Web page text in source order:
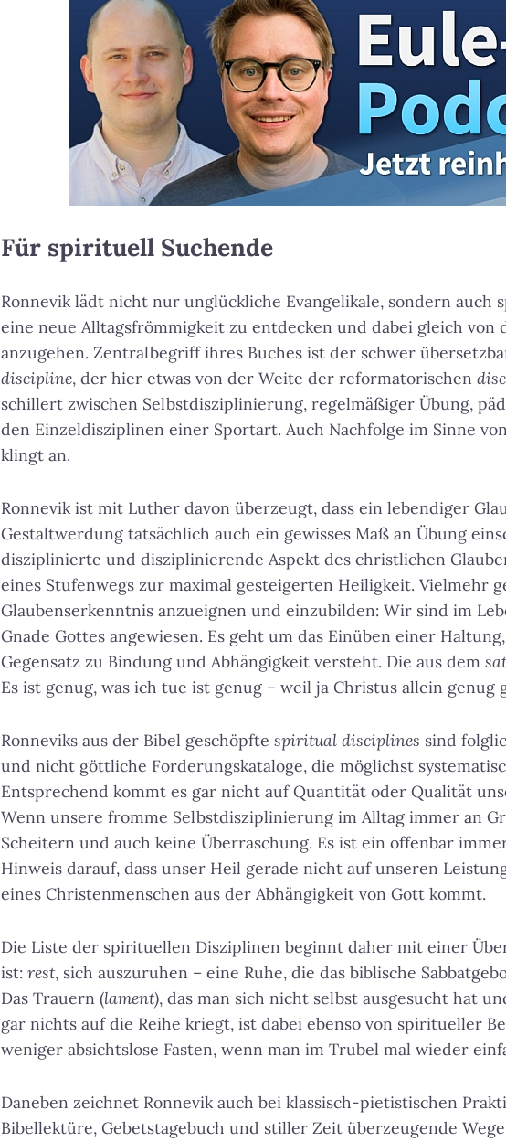
Für spirituell Suchende
Ronnevik lädt nicht nur unglückliche Evangelikale, sondern auch
eine neue Alltagsfrömmigkeit zu entdecken und dabei gleich
anzugehen. Zentralbegriff ihres Buches ist der schwer
discipline, der hier etwas von der Weite der reformatorischen
schillert zwischen Selbstdisziplinierung, regelmäßiger Übung,
den Einzeldisziplinen einer Sportart. Auch Nachfolge im Sinne von
klingt an.
Ronnevik ist mit Luther davon überzeugt, dass ein lebendiger
Gestaltwerdung tatsächlich auch ein gewisses Maß an Übung
disziplinierte und disziplinierende Aspekt des christlichen
eines Stufenwegs zur maximal gesteigerten Heiligkeit. Vielmehr
Glaubenserkenntnis anzueignen und einzubilden: Wir sind im
Gnade Gottes angewiesen. Es geht um das Einüben einer
Gegensatz zu Bindung und Abhängigkeit versteht. Die aus dem
Es ist genug, was ich tue ist genug – weil ja Christus allein genug
Ronneviks aus der Bibel geschöpfte spiritual disciplines sind
und nicht göttliche Forderungskataloge, die möglichst
Entsprechend kommt es gar nicht auf Quantität oder Qualität
Wenn unsere fromme Selbstdisziplinierung im Alltag immer an
Scheitern und auch keine Überraschung. Es ist ein offenbar
Hinweis darauf, dass unser Heil gerade nicht auf unseren
eines Christenmenschen aus der Abhängigkeit von Gott kommt.
Die Liste der spirituellen Disziplinen beginnt daher mit einer
ist: rest, sich auszuruhen – eine Ruhe, die das biblische
Das Trauern (lament), das man sich nicht selbst ausgesucht hat
gar nichts auf die Reihe kriegt, ist dabei ebenso von spiritueller
weniger absichtslose Fasten, wenn man im Trubel mal wieder
Daneben zeichnet Ronnevik auch bei klassisch-pietistischen
Bibellektüre, Gebetstagebuch und stiller Zeit überzeugende